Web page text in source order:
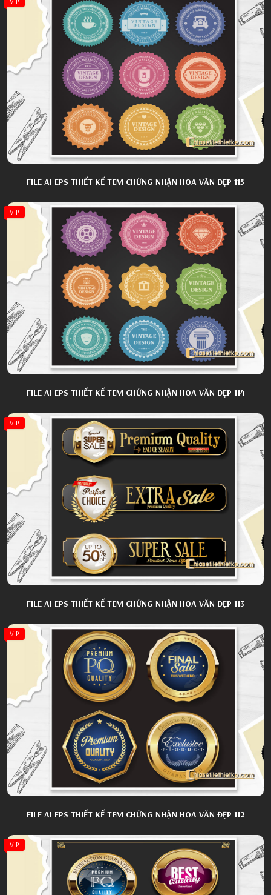
FILE AI EPS THIẾT KẾ TEM CHỨNG NHẬN HOA VĂN ĐẸP 115
VIP
FILE AI EPS THIẾT KẾ TEM CHỨNG NHẬN HOA VĂN ĐẸP 114
VIP
FILE AI EPS THIẾT KẾ TEM CHỨNG NHẬN HOA VĂN ĐẸP 113
VIP
FILE AI EPS THIẾT KẾ TEM CHỨNG NHẬN HOA VĂN ĐẸP 112
VIP